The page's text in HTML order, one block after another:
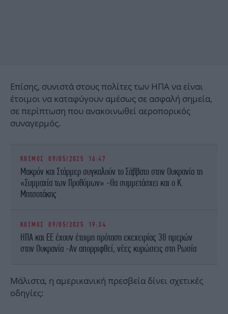
Επίσης, συνιστά στους πολίτες των ΗΠΑ να είναι
έτοιμοι να καταφύγουν αμέσως σε ασφαλή σημεία,
σε περίπτωση που ανακοινωθεί αεροπορικός
συναγερμός.
ΚΟΣΜΟΣ 09/05/2025 16:47
Μακρόν και Στάρμερ συγκαλούν τo Σάββατο στην Ουκρανία τη
«Συμμαχία των Προθύμων» -Θα συμμετάσχει και ο Κ.
Μητσοτάκης
ΚΟΣΜΟΣ 09/05/2025 19:34
ΗΠΑ και ΕΕ έχουν έτοιμη πρόταση εκεχειρίας 30 ημερών
στην Ουκρανία -Αν απορριφθεί, νέες κυρώσεις στη Ρωσία
Μάλιστα, η αμερικανική πρεσβεία δίνει σχετικές
οδηγίες: